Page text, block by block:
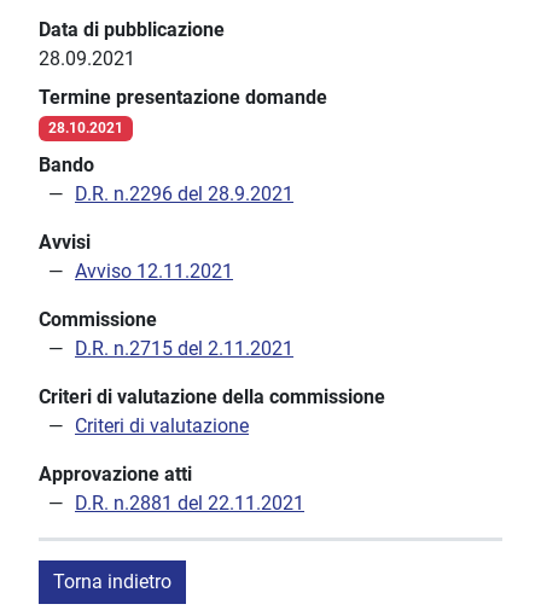
Data di pubblicazione
28.09.2021
Termine presentazione domande
28.10.2021
Bando
D.R. n.2296 del 28.9.2021
Avvisi
Avviso 12.11.2021
Commissione
D.R. n.2715 del 2.11.2021
Criteri di valutazione della commissione
Criteri di valutazione
Approvazione atti
D.R. n.2881 del 22.11.2021
Torna indietro